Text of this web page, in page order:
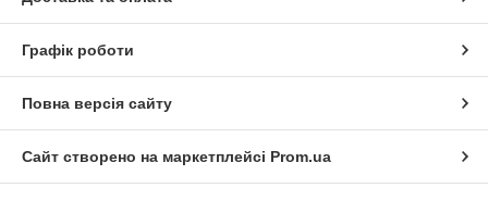
Графік роботи
Повна версія сайту
Сайт створено на маркетплейсі Prom.ua